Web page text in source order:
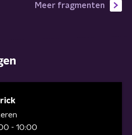
Meer fragmenten
- 10:00